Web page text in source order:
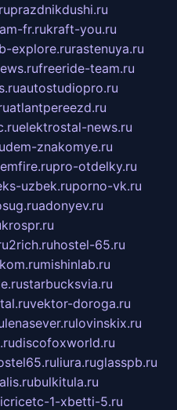
prazdnikdushi.ru
fr.rukraft-you.ru
explore.rurastenuya.ru
freeride-team.ru
autostudiopro.ru
atlantpereezd.ru
elektrostal-news.ru
znakomye.ru
emfire.rupro-otdelky.ru
uzbek.ruporno-vk.ru
adonyev.ru
krospr.ru
2rich.ruhostel-65.ru
mishinlab.ru
starbucksvia.ru
vektor-doroga.ru
lenasever.rulovinskix.ru
discofoxworld.ru
liura.ruglasspb.ru
bulkitula.ru
1-xbetti-5.ru